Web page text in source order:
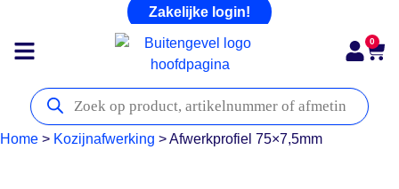
Zakelijke login!
0
Home > Kozijnafwerking >Afwerkprofiel 75×7,5mm